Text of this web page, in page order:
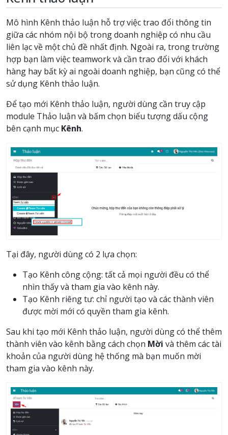
Mô hình Kênh thảo luận hỗ trợ việc trao đổi thông tin
giữa các nhóm nội bộ trong doanh nghiệp có nhu cầu
liên lạc về một chủ đề nhất định. Ngoài ra, trong trường
hợp bạn làm việc teamwork và cần trao đổi với khách
hàng hay bất kỳ ai ngoài doanh nghiệp, bạn cũng có thể
sử dụng Kênh thảo luận.
Để tạo mới Kênh thảo luận, người dùng cần truy cập
module Thảo luận và bấm chọn biểu tượng dấu cộng
bên cạnh mục Kênh.
Tại đây, người dùng có 2 lựa chọn:
Tạo Kênh công cộng: tất cả mọi người đều có thể
nhìn thấy và tham gia vào kênh này.
Tạo Kênh riêng tư: chỉ người tạo và các thành viên
được mời mới có quyền tham gia kênh.
Sau khi tạo mới Kênh thảo luận, người dùng có thể thêm
thành viên vào kênh bằng cách chọn Mời và thêm các tài
khoản của người dùng hệ thống mà bạn muốn mời
tham gia vào kênh này.